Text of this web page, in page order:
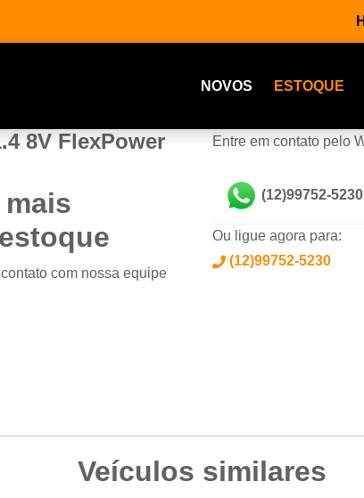
NOVOS ESTOQUE
8V FlexPower
com nossa equipe
Entre em contato pelo
(12)99752-5230
Ou ligue agora para:
(12)99752-5230
Veículos similares